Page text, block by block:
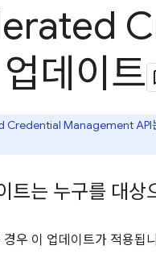
데이트
Credential Management API
트는 누구를 대상
경우 이 업데이트가 적용됩